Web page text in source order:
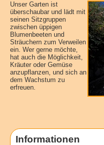
Unser Garten ist
überschaubar und lädt mit
seinen Sitzgruppen
zwischen üppigen
Blumenbeeten und
Sträuchern zum Verweilen
ein. Wer gerne möchte,
hat auch die Möglichkeit,
Kräuter oder Gemüse
anzupflanzen, und sich an
dem Wachstum zu
erfreuen.
Informationen